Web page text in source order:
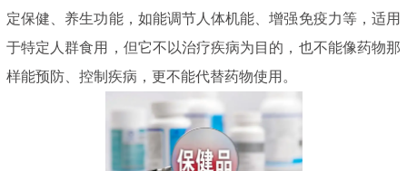
定保健、养生功能，如能调节人体机能、增强免疫力等，适用
于特定人群食用，但它不以治疗疾病为目的，也不能像药物那
样能预防、控制疾病，更不能代替药物使用。